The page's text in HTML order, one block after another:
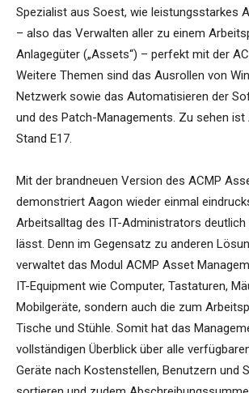
Spezialist aus Soest, wie leistungsstarkes
– also das Verwalten aller zu einem
Anlagegüter („Assets“) – perfekt mit der
Weitere Themen sind das Ausrollen von
Netzwerk sowie das Automatisieren der
und des Patch-Managements. Zu sehen ist
Stand E17.
Mit der brandneuen Version des ACMP
demonstriert Aagon wieder einmal
Arbeitsalltag des IT-Administrators deutlich
lässt. Denn im Gegensatz zu anderen
verwaltet das Modul ACMP Asset
IT-Equipment wie Computer, Tastaturen,
Mobilgeräte, sondern auch die zum
Tische und Stühle. Somit hat das
vollständigen Überblick über alle
Geräte nach Kostenstellen, Benutzern und